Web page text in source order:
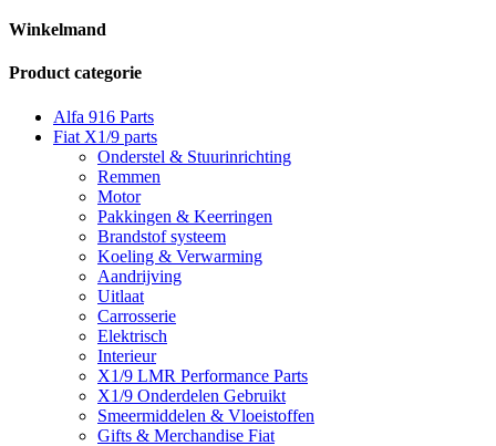
Winkelmand
Product categorie
Alfa 916 Parts
Fiat X1/9 parts
Onderstel & Stuurinrichting
Remmen
Motor
Pakkingen & Keerringen
Brandstof systeem
Koeling & Verwarming
Aandrijving
Uitlaat
Carrosserie
Elektrisch
Interieur
X1/9 LMR Performance Parts
X1/9 Onderdelen Gebruikt
Smeermiddelen & Vloeistoffen
Gifts & Merchandise Fiat